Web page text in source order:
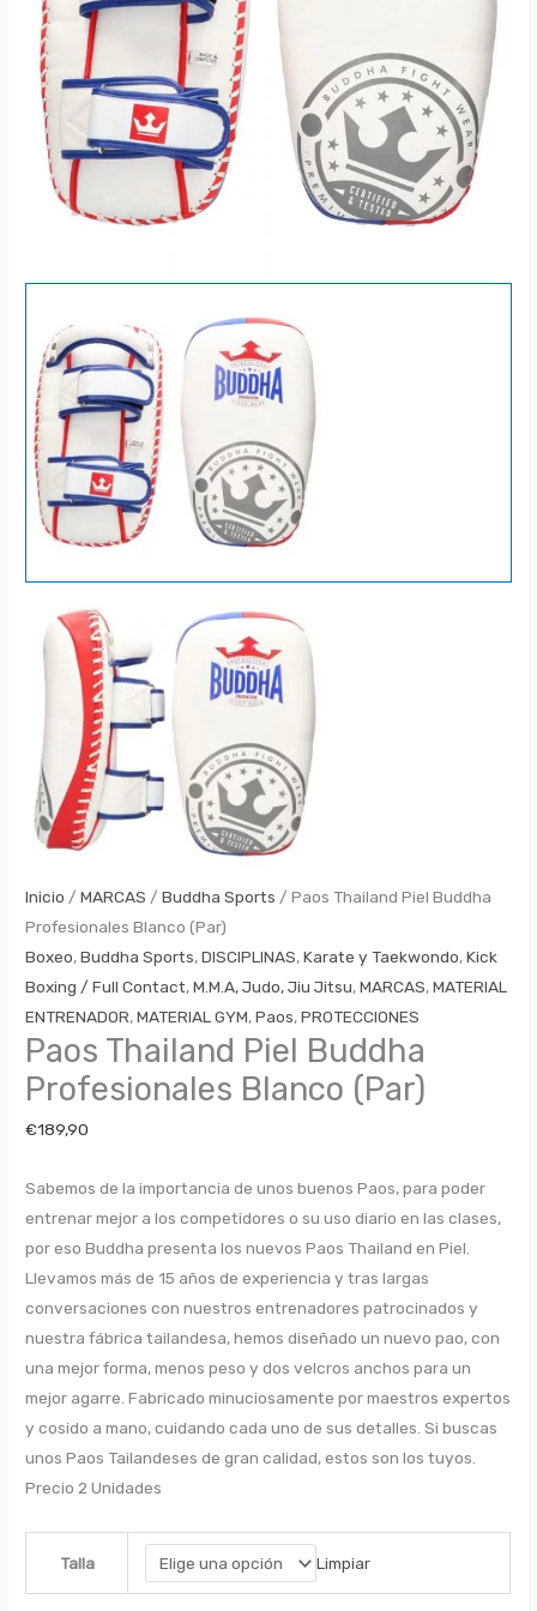
Inicio /MARCAS /Buddha Sports / Paos Thailand Piel Buddha
Profesionales Blanco (Par)
Boxeo,Buddha Sports,DISCIPLINAS,Karate y Taekwondo,Kick
Boxing / Full Contact,M.M.A, Judo, Jiu Jitsu,MARCAS,MATERIAL
ENTRENADOR,MATERIAL GYM,Paos,PROTECCIONES
Paos Thailand Piel Buddha
Profesionales Blanco (Par)
€189,90
Sabemos de la importancia de unos buenos Paos, para poder
entrenar mejor a los competidores o su uso diario en las clases,
por eso Buddha presenta los nuevos Paos Thailand en Piel.
Llevamos más de 15 años de experiencia y tras largas
conversaciones con nuestros entrenadores patrocinados y
nuestra fábrica tailandesa, hemos diseñado un nuevo pao, con
una mejor forma, menos peso y dos velcros anchos para un
mejor agarre. Fabricado minuciosamente por maestros expertos
y cosido a mano, cuidando cada uno de sus detalles. Si buscas
unos Paos Tailandeses de gran calidad, estos son los tuyos.
Precio 2 Unidades
Talla Limpiar